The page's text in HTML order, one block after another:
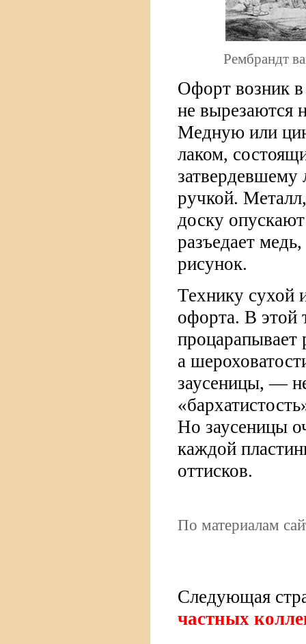
Рембрандт
Офорт возник
не вырезаются
Медную или
лаком,
затвердевшему
ручкой.
доску
разъедает
рисунок.
Технику сухой
офорта. В этой
процарапывает
а
заусеницы, —
Но заусеницы
каждой
оттисков.
По материалам
Следующая
частных